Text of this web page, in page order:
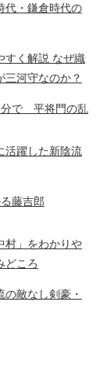
代・鎌倉時代の
すく解説 なぜ織
三河守なのか？
で 平将門の乱
躍した新陰流
藤吉郎
村」をわかりや
どころ
敵なし剣豪・